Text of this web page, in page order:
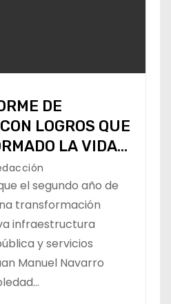
DE
LOGROS QUE
LA VIDA
JUAN
el segundo año de
transformación
infraestructura
y servicios
Manuel Navarro